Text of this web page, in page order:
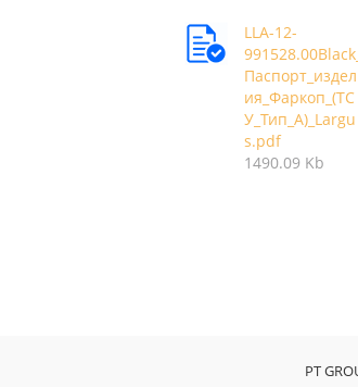
LLA-12-
991528.00Black_
Паспорт_издел
ия_Фаркоп_(ТС
У_Тип_А)_Largu
s.pdf
1490.09 Kb
PT